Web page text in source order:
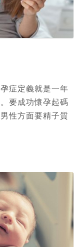
症定義就是一年
要成功懷孕起碼
性方面要精子質